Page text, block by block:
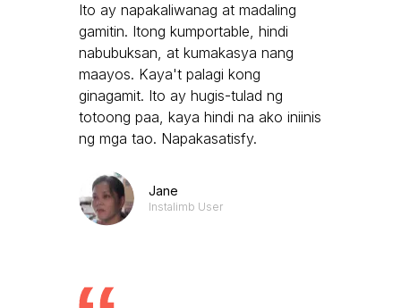
Ito ay napakaliwanag at madaling
gamitin. Itong kumportable, hindi
nabubuksan, at kumakasya nang
maayos. Kaya't palagi kong
ginagamit. Ito ay hugis-tulad ng
totoong paa, kaya hindi na ako iniinis
ng mga tao. Napakasatisfy.
Jane
Instalimb User